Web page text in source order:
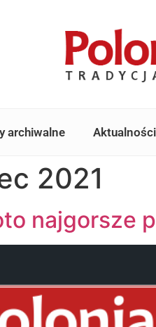
archiwalne Aktualności
2021
najgorsze